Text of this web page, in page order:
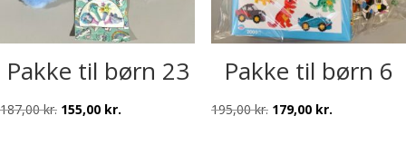
Pakke til børn 23
187,00kr. Den
155,00 kr.
Pakke til børn 6
195,00kr. Den
179,00 kr.